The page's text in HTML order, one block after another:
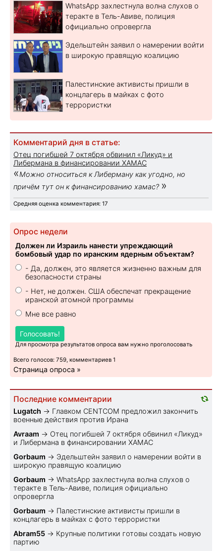
WhatsApp захлестнула волна слухов о
теракте в Тель-Авиве, полиция
официально опровергла
Эдельштейн заявил о намерении войти
в широкую правящую коалицию
Палестинские активисты пришли в
концлагерь в майках с фото
террористки
Комментарий дня в статье:
Отец погибшей 7 октября обвинил «Ликуд» и
Либермана в финансировании ХАМАС
«Можно относиться к Либерману как угодно, но
причём тут он к финансированию хамас? »
Средняя оценка комментария: 17
Опрос недели
Должен ли Израиль нанести упреждающий
бомбовый удар по иранским ядерным объектам?
- Да, должен, это является жизненно важным для
безопасности страны
- Нет, не должен. США обеспечат прекращение
иранской атомной программы
Мне все равно
Голосовать!
Для просмотра результатов опроса вам нужно проголосовать
Всего голосов: 759, комментариев 1
Страница опроса »
Последние комментарии
Lugatch → Главком CENTCOM предложил закончить
военные действия против Ирана
Avraam → Отец погибшей 7 октября обвинил «Ликуд»
и Либермана в финансировании ХАМАС
Gorbaum → Эдельштейн заявил о намерении войти в
широкую правящую коалицию
Gorbaum → WhatsApp захлестнула волна слухов о
теракте в Тель-Авиве, полиция официально
опровергла
Gorbaum → Палестинские активисты пришли в
концлагерь в майках с фото террористки
Abram55 → Крупные политики готовы создать новую
партию